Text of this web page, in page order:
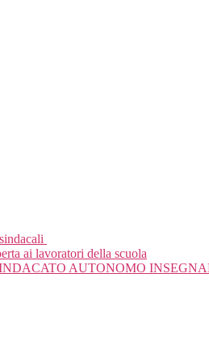
ai lavoratori della scuola
AUTONOMO